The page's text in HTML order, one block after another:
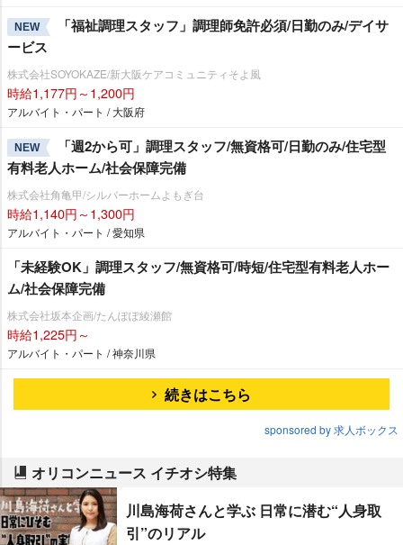
NEW
「福祉調理スタッフ」調理師免許必須/日勤のみ/デイサ
ービス
株式会社SOYOKAZE/新大阪ケアコミュニティそよ風
時給1,177円～1,200円
アルバイト・パート / 大阪府
NEW
「週2から可」調理スタッフ/無資格可/日勤のみ/住宅型
有料老人ホーム/社会保障完備
株式会社角亀甲/シルバーホームよもぎ台
時給1,140円～1,300円
アルバイト・パート / 愛知県
「未経験OK」調理スタッフ/無資格可/時短/住宅型有料老人ホー
ム/社会保障完備
株式会社坂本企画/たんぽぽ綾瀬館
時給1,225円～
アルバイト・パート / 神奈川県
続きはこちら
sponsored by 求人ボックス
オリコンニュース イチオシ特集
川島海荷さんと学ぶ 日常に潜む“人身取
引”のリアル